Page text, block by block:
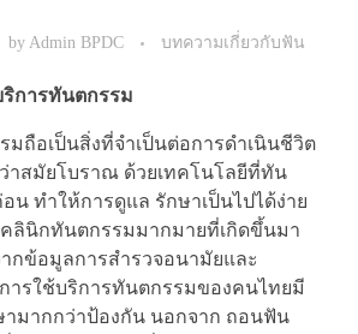
byAdmin BPDC บทความเกี่ยวกับฟัน
การทันตกรรม
มถือเป็นสิ่งที่จำเป็นต่อการดำเนินชีวิต
าสมัยโบราณ ด้วยเทคโนโลยีที่ทัน
น ทำให้การดูแล รักษาเป็นไปได้ง่าย
คลินิกทันตกรรมมากมายที่เกิดขึ้นมา
กข้อมูลการสำรวจอนามัยและ
ารใช้บริการทันตกรรมของคนไทยมี
มากกว่าป้องกัน นอกจาก ถอนฟัน